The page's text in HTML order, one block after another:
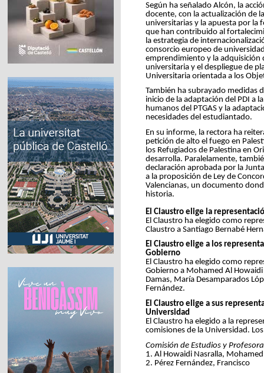
Según ha señalado Alcón, la
docente, con la actualización de
universitarias y la apuesta por la
que han contribuido al
la estrategia de
consorcio europeo de
emprendimiento y la adquisición
universitaria y el despliegue de
Universitaria orientada a los
También ha subrayado medidas
inicio de la adaptación del PDI a
humanos del PTGAS y la
necesidades del estudiantado.
En su informe, la rectora ha
petición de alto el fuego en
los Refugiados de Palestina en
desarrolla. Paralelamente,
declaración aprobada por la
a la proposición de Ley de
Valencianas, un documento
historia.
El Claustro elige la
El Claustro ha elegido como
Claustro a Santiago Bernabé
El Claustro elige a los
Gobierno
El Claustro ha elegido como
Gobierno a Mohamed Al
Damas, María Desamparados
Fernández.
El Claustro elige a sus
Universidad
El Claustro ha elegido a la
comisiones de la Universidad.
Comisión de Estudios y
1. Al Howaidi Nasralla, Mohamed
2. Pérez Fernández, Francisco